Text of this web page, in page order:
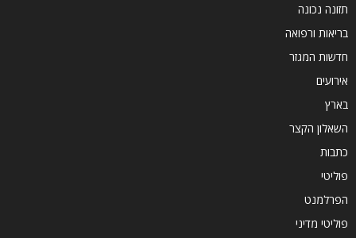
תזונה נכונה
בריאות ורפואה
חדשות המגזר
אירועים
בארץ
השאלון הקצר
כתבות
פוליטי
הפרלמנט
פוליטי מדיני